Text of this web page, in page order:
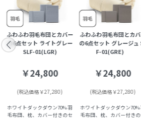
ふわふわ羽毛布団とカバー
の6点セット ライトグレー
SLF-01(LGR)
￥24,800
(税込価格￥27,280)
ホワイトダックダウン70% 羽
毛布団、枕、カバー付きのセ
ふわふわ羽毛布団とカ
の6点セット グレージュ
F-01(GRE)
￥24,800
(税込価格￥27,280)
ホワイトダックダウン70%
毛布団、枕、カバー付き